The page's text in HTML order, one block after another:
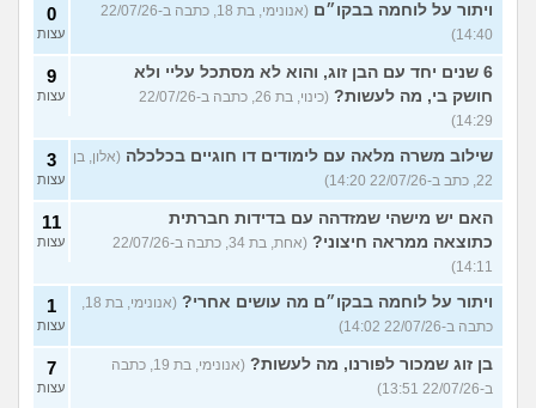
ויתור על לוחמה בבקו״ם
(אנונימי, בת 18, כתבה ב-22/07/26
14:40)
0
עצות
6 שנים יחד עם הבן זוג, והוא לא מסתכל עליי ולא
חושק בי, מה לעשות?
(כינוי, בת 26, כתבה ב-22/07/26
14:29)
9
עצות
שילוב משרה מלאה עם לימודים דו חוגיים בכלכלה (אלון, בן
22, כתב ב-22/07/26 14:20)
3
עצות
האם יש מישהי שמזדהה עם בדידות חברתית
כתוצאה ממראה חיצוני?
(אחת, בת 34, כתבה ב-22/07/26
14:11)
11
עצות
ויתור על לוחמה בבקו״ם מה עושים אחרי?
(אנונימי, בת 18,
כתבה ב-22/07/26 14:02)
1
עצות
בן זוג שמכור לפורנו, מה לעשות?
(אנונימי, בת 19, כתבה
ב-22/07/26 13:51)
7
עצות